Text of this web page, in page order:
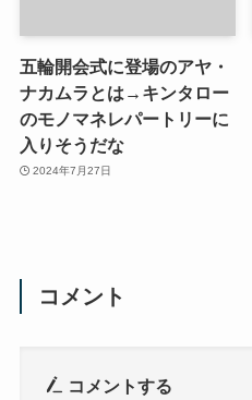
五輪開会式に登場のアヤ・
ナカムラとは→キンタロー
のモノマネレパートリーに
入りそうだな
2024年7月27日
コメント
コメントする